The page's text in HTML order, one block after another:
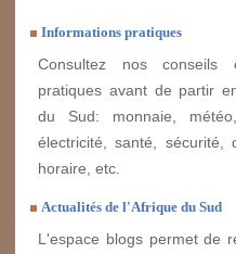
Informations pratiques
Consultez nos conseils
pratiques avant de partir
du Sud: monnaie,
électricité, santé, sécurité,
horaire, etc.
Actualités de l'Afrique du Sud
L'espace blogs permet de